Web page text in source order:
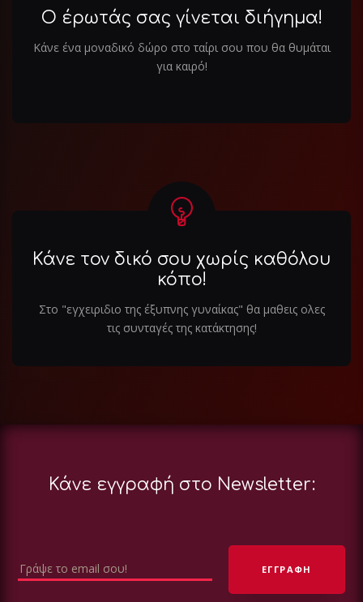
Ο έρωτάς σας γίνεται διήγημα!
Κάνε ένα μοναδικό δώρο στο ταίρι σου που θα θυμάται
για καιρό!
Κάνε τον δικό σου χωρίς καθόλου
κόπο!
Στο "εγχειριδιο της έξυπνης γυναίκας" θα μαθεις ολες
τις συνταγές της κατάκτησης!
Κάνε εγγραφή στο Newsletter: